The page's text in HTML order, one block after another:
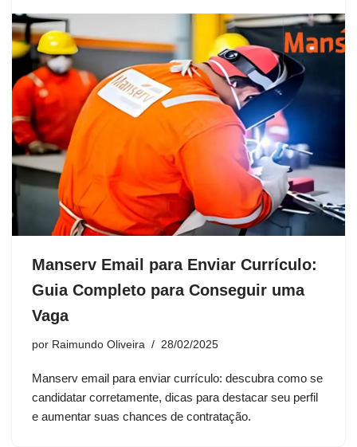
Manserv Email para Enviar Currículo:
Guia Completo para Conseguir uma
Vaga
por Raimundo Oliveira 28/02/2025
Manserv email para enviar currículo: descubra como se
candidatar corretamente, dicas para destacar seu perfil
e aumentar suas chances de contratação.